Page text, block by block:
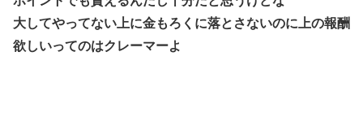
大してやってない上に金もろくに落とさないのに上の報酬
欲しいってのはクレーマーよ